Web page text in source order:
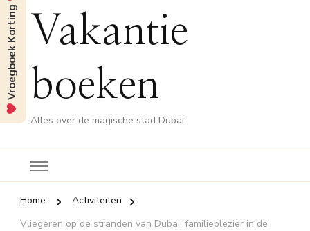
Vakantie
boeken
Alles over de magische stad Dubai
Home
Activiteiten
Vliegeren op de stranden van Dubai: familieplezier in de
Vroegboek Korting